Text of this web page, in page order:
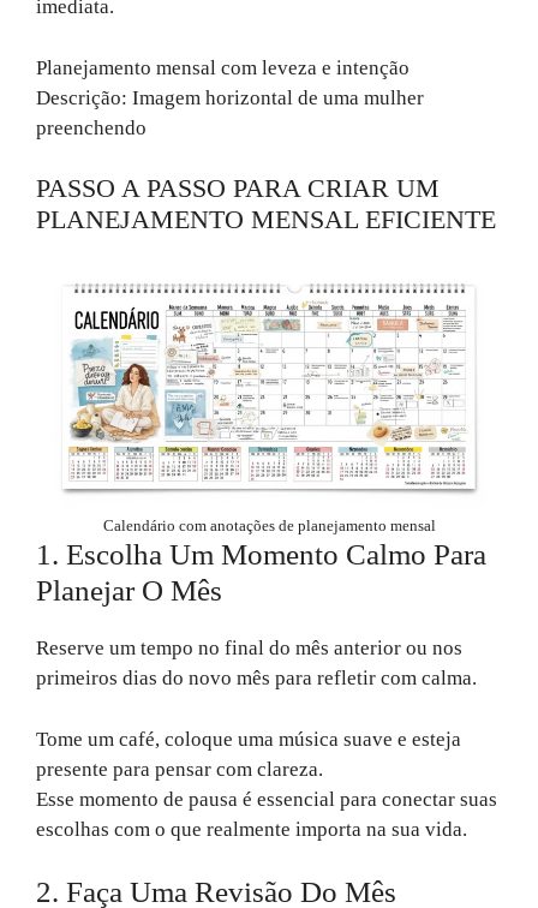
imediata.
Planejamento mensal com leveza e intenção
Descrição: Imagem horizontal de uma mulher
preenchendo
PASSO A PASSO PARA CRIAR UM
PLANEJAMENTO MENSAL EFICIENTE
Calendário com anotações de planejamento mensal
1. Escolha Um Momento Calmo Para
Planejar O Mês
Reserve um tempo no final do mês anterior ou nos
primeiros dias do novo mês para refletir com calma.
Tome um café, coloque uma música suave e esteja
presente para pensar com clareza.
Esse momento de pausa é essencial para conectar suas
escolhas com o que realmente importa na sua vida.
2. Faça Uma Revisão Do Mês